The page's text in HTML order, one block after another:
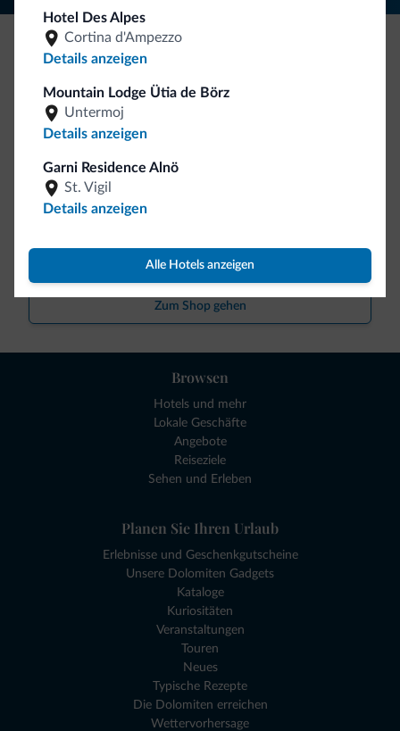
Hotel Des Alpes
Cortina d'Ampezzo
Details anzeigen
Mountain Lodge Ütia de Börz
Untermoj
Details anzeigen
Garni Residence Alnö
St. Vigil
Details anzeigen
Alle Hotels anzeigen
Seien Sie originell, entdecken Sie die neue
Kollektion
So viele von Ihnen haben uns gefragt. Die neue Kollektion
von Dolomiti.it ist da!
Zum Shop gehen
Browsen
Hotels und mehr
Lokale Geschäfte
Angebote
Reiseziele
Sehen und Erleben
Planen Sie Ihren Urlaub
Erlebnisse und Geschenkgutscheine
Unsere Dolomiten Gadgets
Kataloge
Kuriositäten
Veranstaltungen
Touren
Neues
Typische Rezepte
Die Dolomiten erreichen
Wettervorhersage